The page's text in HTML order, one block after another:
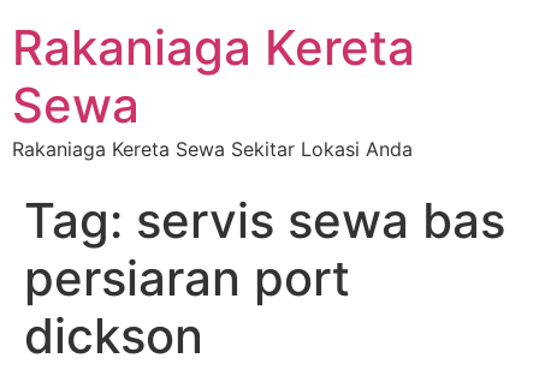
Rakaniaga Kereta
Sewa
Rakaniaga Kereta Sewa Sekitar Lokasi Anda
Tag: servis sewa bas
persiaran port
dickson